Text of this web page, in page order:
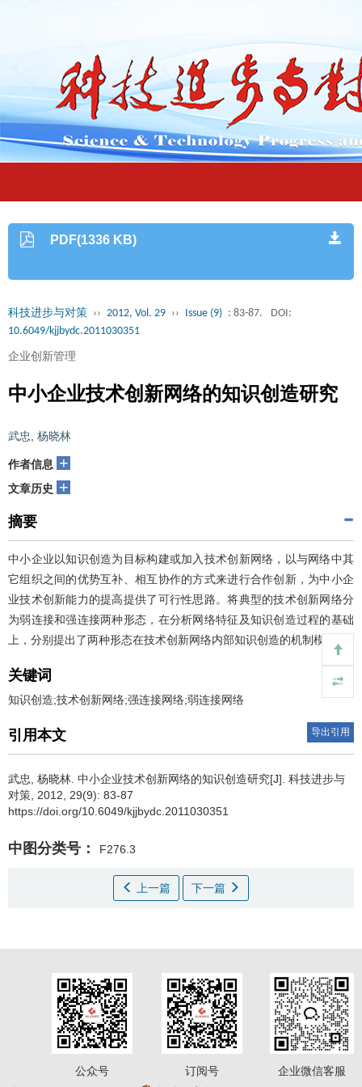
PDF(1336 KB)
科技进步与对策 ›› 2012, Vol. 29 ›› Issue (9) : 83-87.
DOI:
10.6049/kjjbydc.2011030351
企业创新管理
中小企业技术创新网络的知识创造研究
武忠 杨晓林
作者信息 +
文章历史 +
摘要
中小企业以知识创造为目标构建或加入技术创新网络，以与网络中其
它组织之间的优势互补、相互协作的方式来进行合作创新，为中小企
业技术创新能力的提高提供了可行性思路。将典型的技术创新网络分
为弱连接和强连接两种形态，在分析网络特征及知识创造过程的基础
上，分别提出了两种形态在技术创新网络内部知识创造的机制模型。
关键词
知识创造;技术创新网络;强连接网络;弱连接网络
引用本文 导出引用
武忠 杨晓林 中小企业技术创新网络的知识创造研究[J]. 科技进步与
对策, 2012, 29(9): 83-87
https://doi.org/10.6049/kjjbydc.2011030351
中图分类号： F276.3
上一篇 下一篇
公众号 订阅号
企业微信客服